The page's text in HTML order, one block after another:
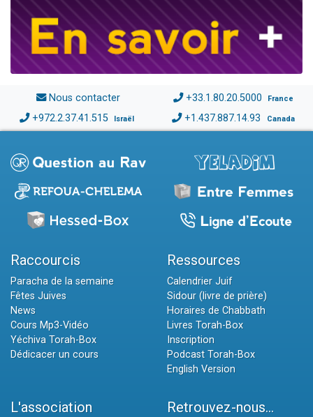
Nous contacter +33.1.80.20.5000 France
+972.2.37.41.515 Israël +1.437.887.14.93 Canada
Raccourcis
Paracha de la semaine
Fêtes Juives
News
Cours Mp3-Vidéo
Yéchiva Torah-Box
Dédicacer un cours
Ressources
Calendrier Juif
Sidour (livre de prière)
Horaires de Chabbath
Livres Torah-Box
Inscription
Podcast Torah-Box
English Version
L'association Retrouvez-nous...